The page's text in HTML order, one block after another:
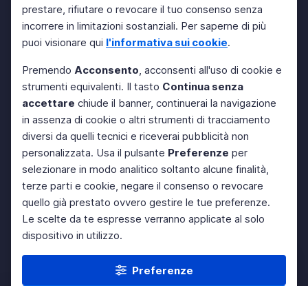
prestare, rifiutare o revocare il tuo consenso senza
incorrere in limitazioni sostanziali. Per saperne di più
puoi visionare qui l'informativa sui cookie.
Premendo Acconsento, acconsenti all'uso di cookie e
strumenti equivalenti. Il tasto Continua senza
accettare chiude il banner, continuerai la navigazione
in assenza di cookie o altri strumenti di tracciamento
diversi da quelli tecnici e riceverai pubblicità non
personalizzata. Usa il pulsante Preferenze per
selezionare in modo analitico soltanto alcune finalità,
terze parti e cookie, negare il consenso o revocare
quello già prestato ovvero gestire le tue preferenze.
Le scelte da te espresse verranno applicate al solo
dispositivo in utilizzo.
Preferenze